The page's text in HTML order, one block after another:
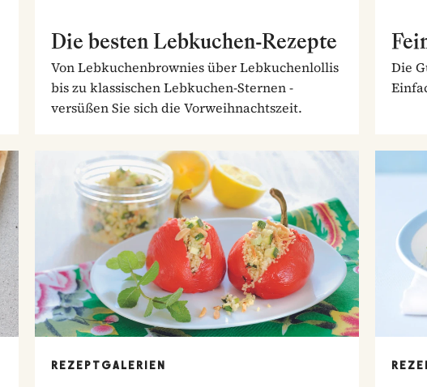
Die besten Lebkuchen-Rezepte
Von Lebkuchenbrownies über Lebkuchenlollis
bis zu klassischen Lebkuchen-Sternen -
versüßen Sie sich die Vorweihnachtszeit.
Die
REZEPTGALERIEN